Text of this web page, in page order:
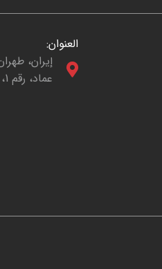
العنوان:
إيران،
عماد، رقم 1، الطابق الأول، الوحدة 1